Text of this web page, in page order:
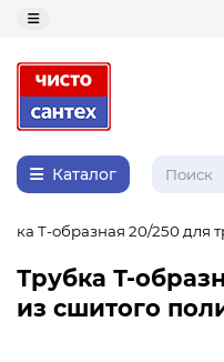
Каталог
Т-образная 20/250 для
Трубка Т-
из сшитого